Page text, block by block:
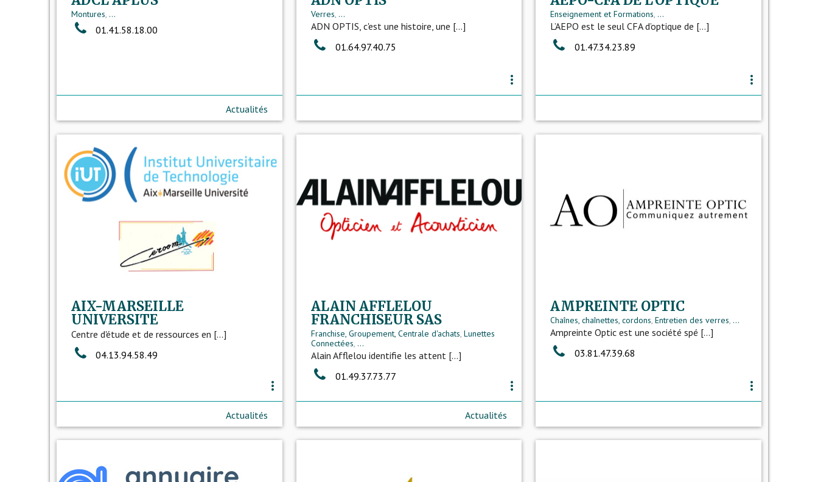
Montures, ...
01.41.58.18.00
Actualités
Verres, ...
ADN OPTIS, c'est une histoire, une [...]
01.64.97.40.75
more_vert
Enseignement et Formations, ...
L’AEPO est le seul CFA d’optique de [...]
01.47.34.23.89
more_vert
AIX-MARSEILLE
UNIVERSITE
Centre d'étude et de ressources en [...]
04.13.94.58.49
more_vert
Actualités
ALAIN AFFLELOU
FRANCHISEUR SAS
Franchise, Groupement, Centrale d'achats Lunettes
Connectées ...
Alain Afflelou identifie les attent [...]
01.49.37.73.77
more_vert
Actualités
AMPREINTE OPTIC
Chaînes, chaînettes, cordons Entretien des verres ...
Ampreinte Optic est une société spé [...]
03.81.47.39.68
more_vert